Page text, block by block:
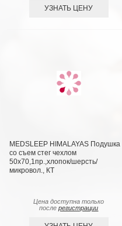
УЗНАТЬ ЦЕНУ
MEDSLEEP HIMALAYAS Подушка
со съем стег чехлом
50х70,1пр.,хлопок/шерсть/
микровол., КТ
Цена доступна только
послерегистрации